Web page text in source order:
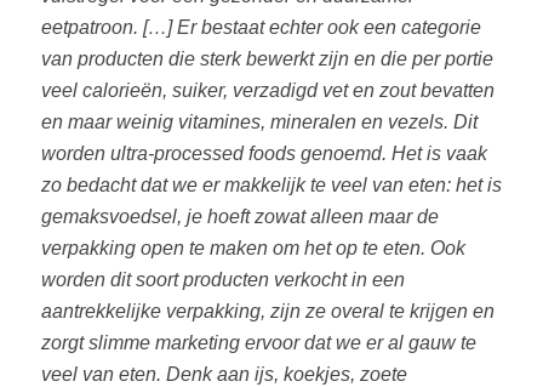
eetpatroon. […] Er bestaat echter ook een categorie
van producten die sterk bewerkt zijn en die per portie
veel calorieën, suiker, verzadigd vet en zout bevatten
en maar weinig vitamines, mineralen en vezels. Dit
worden ultra-processed foods genoemd. Het is vaak
zo bedacht dat we er makkelijk te veel van eten: het is
gemaksvoedsel, je hoeft zowat alleen maar de
verpakking open te maken om het op te eten. Ook
worden dit soort producten verkocht in een
aantrekkelijke verpakking, zijn ze overal te krijgen en
zorgt slimme marketing ervoor dat we er al gauw te
veel van eten. Denk aan ijs, koekjes, zoete